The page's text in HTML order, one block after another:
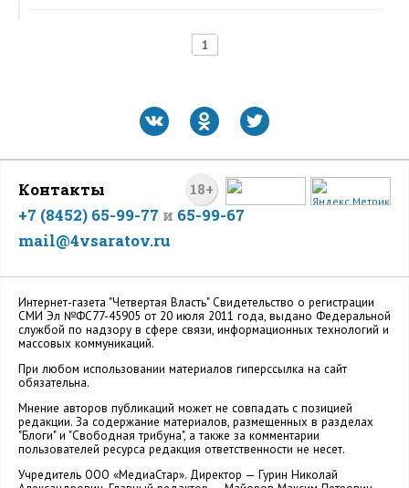
1
18+
Контакты
+7 (8452) 65-99-77 и 65-99-67
mail@4vsaratov.ru
Интернет-газета "Четвертая Власть" Cвидетельство о регистрации
СМИ Эл №ФС77-45905 от 20 июля 2011 года, выдано Федеральной
службой по надзору в сфере связи, информационных технологий и
массовых коммуникаций.
При любом использовании материалов гиперссылка на сайт
обязательна.
Мнение авторов публикаций может не совпадать с позицией
редакции. За содержание материалов, размещенных в разделах
"Блоги" и "Свободная трибуна", а также за комментарии
пользователей ресурса редакция ответственности не несет.
Учредитель ООО «МедиаСтар». Директор — Гурин Николай